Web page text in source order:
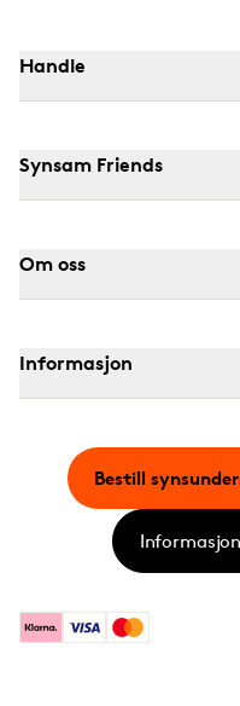
Handle
Synsam Friends
Om oss
Informasjon
KlarnaVisa Mastercard
Bestill